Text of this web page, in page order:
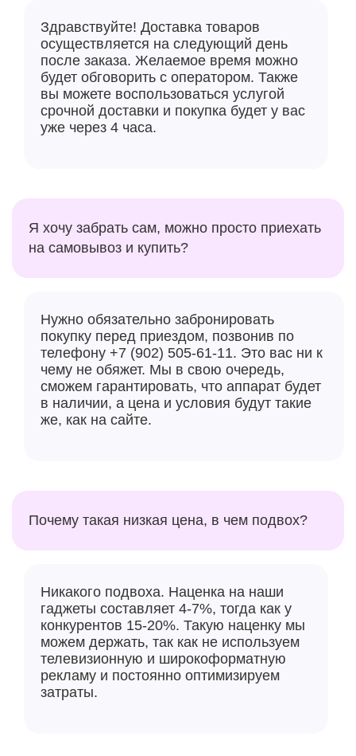
Здравствуйте! Доставка товаров
осуществляется на следующий день
после заказа. Желаемое время можно
будет обговорить с оператором. Также
вы можете воспользоваться услугой
срочной доставки и покупка будет у вас
уже через 4 часа.
Я хочу забрать сам, можно просто приехать
на самовывоз и купить?
Нужно обязательно забронировать
покупку перед приездом, позвонив по
телефону +7 (902) 505-61-11. Это вас ни к
чему не обяжет. Мы в свою очередь,
сможем гарантировать, что аппарат будет
в наличии, а цена и условия будут такие
же, как на сайте.
Почему такая низкая цена, в чем подвох?
Никакого подвоха. Наценка на наши
гаджеты составляет 4-7%, тогда как у
конкурентов 15-20%. Такую наценку мы
можем держать, так как не используем
телевизионную и широкоформатную
рекламу и постоянно оптимизируем
затраты.